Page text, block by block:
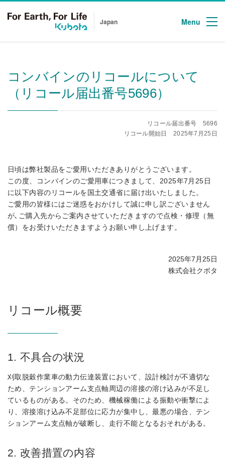
Japan Menu
コンバインのリコールについて
（リコール届出番号5696）
リコール届出番号 5696
リコール開始日 2025年7月25日
日頃は弊社製品をご愛用いただきありがとうございます。
この度、コンバインのご愛用車につきまして、2025年7月25日
に以下内容のリコールを国土交通省に届け出いたしました。
ご愛用の皆様にはご迷惑をおかけして誠に申し訳ございません
が､ご購入先からご案内させていただきますので点検・修理（無
償）をお受けいただきますようお願い申し上げます。
2025年7月25日
株式会社クボタ
リコール概要
1. 不具合の状況
刈取脱穀作業車の動力伝達装置において、設計検討が不適切な
ため、テンションアーム支点軸周辺の溶接の溶け込みが不足し
ているものがある。そのため、機械稼働による振動や衝撃によ
り、溶接溶け込み不足部位に応力が集中し、最悪の場合、テン
ションアーム支点軸が破断し、走行不能となるおそれがある。
2. 改善措置の内容